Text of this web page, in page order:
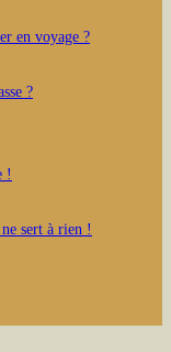
en voyage ?
?
!
sert à rien !